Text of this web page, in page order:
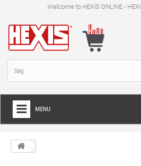
Welcome to HEXIS ONLINE -
MENU
WRAPPINGFOLIE